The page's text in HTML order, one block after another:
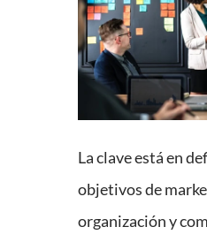
La clave está en
objetivos de
organización y